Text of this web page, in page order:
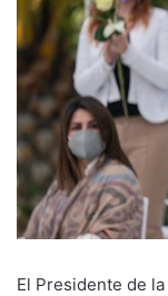
El Presidente de